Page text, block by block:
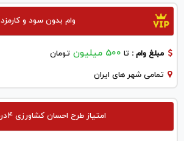
وام بدون سود و کارمزد
مبلغ وام : تا 500 میلیون تومان
تمامی شهر های ایران
امتیاز طرح احسان کشاورزی ۴درصد